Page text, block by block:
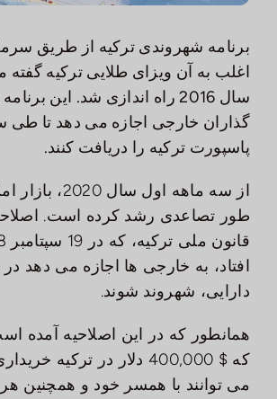
برنامه شهروندی ترکیه از طریق
اغلب به آن ویزای طلایی ترکیه
سال 2016 راه اندازی شد. این
گذاران خارجی اجازه می دهد تا
پاسپورت ترکیه را دریافت کنند.
از سه ماهه اول سال
طور تصاعدی رشد کرده است.
افتاد، به خارجی ها اجازه می دهد
دارایی، شهروند شوند.
همانطور که در این اصلاحیه آمده
که $ 400,000 دلار در ترکیه